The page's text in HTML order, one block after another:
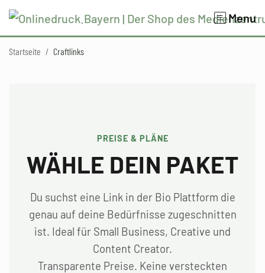
Menu
Startseite Craftlinks
PREISE & PLÄNE
WÄHLE DEIN PAKET
Du suchst eine Link in der Bio Plattform die
genau auf deine Bedürfnisse zugeschnitten
ist. Ideal für Small Business, Creative und
Content Creator.
Transparente Preise. Keine versteckten